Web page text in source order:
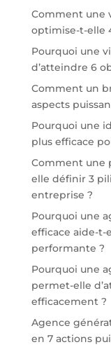
Comment une
optimise-t-elle
Pourquoi une
d’atteindre 6
Comment un
aspects
Pourquoi une
plus efficace
Comment une
elle définir 3
entreprise ?
Pourquoi une
efficace aide-t-
performante ?
Pourquoi une
permet-elle
efficacement ?
Agence
en 7 actions